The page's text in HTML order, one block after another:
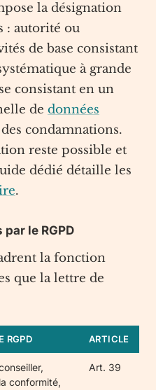
la désignation
: autorité ou
de base consistant
à grande
consistant en un
de données
condamnations.
reste possible et
dédié détaille les
.
le RGPD
la fonction
que la lettre de
RGPD ARTICLE
conformité,
Art. 39